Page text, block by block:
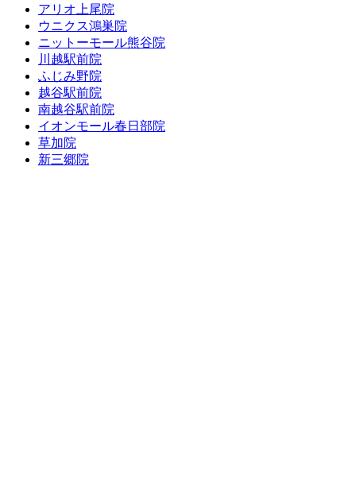
アリオ上尾院
ウニクス鴻巣院
ニットーモール熊谷院
川越駅前院
ふじみ野院
越谷駅前院
南越谷駅前院
イオンモール春日部院
草加院
新三郷院